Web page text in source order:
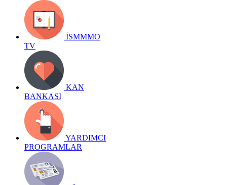
İSMMMO
TV
KAN
BANKASI
YARDIMCI
PROGRAMLAR